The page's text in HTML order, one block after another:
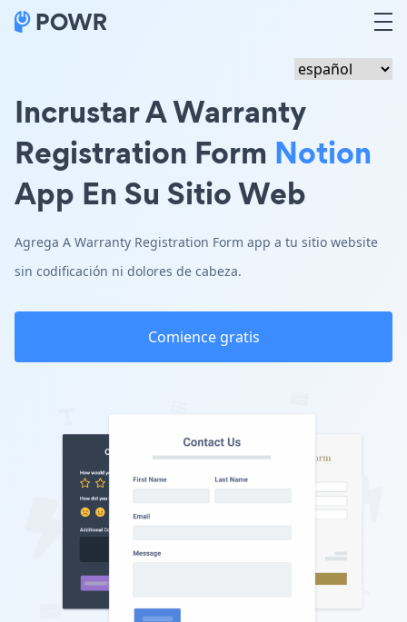
Incrustar A Warranty
Registration Form Notion
App En Su Sitio Web
Agrega A Warranty Registration Form app a tu sitio website
sin codificación ni dolores de cabeza.
Comience gratis